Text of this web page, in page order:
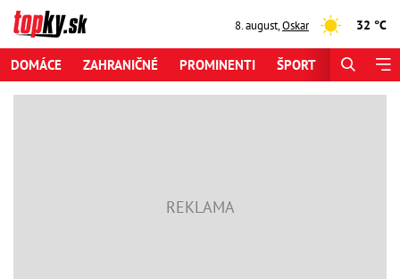
8. august,Oskar 32 °C
DOMÁCE ZAHRANIČNÉ PROMINENTI ŠPORT